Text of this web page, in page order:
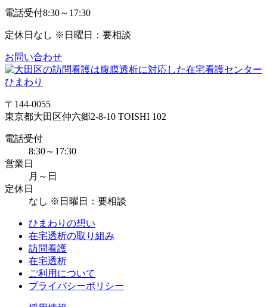
電話受付8:30～17:30
定休日 なし ※日曜日：要相談
お問い合わせ
〒144-0055
東京都大田区仲六郷2-8-10 TOISHI 102
電話受付
8:30～17:30
営業日
月～日
定休日
なし ※日曜日：要相談
ひまわりの想い
在宅透析の取り組み
訪問看護
在宅透析
ご利用について
プライバシーポリシー